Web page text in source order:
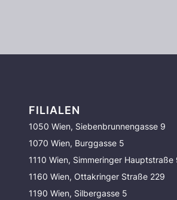
FILIALEN
1050 Wien, Siebenbrunnengasse 9
1070 Wien, Burggasse 5
1110 Wien, Simmeringer Hauptstraße
1160 Wien, Ottakringer Straße 229
1190 Wien, Silbergasse 5